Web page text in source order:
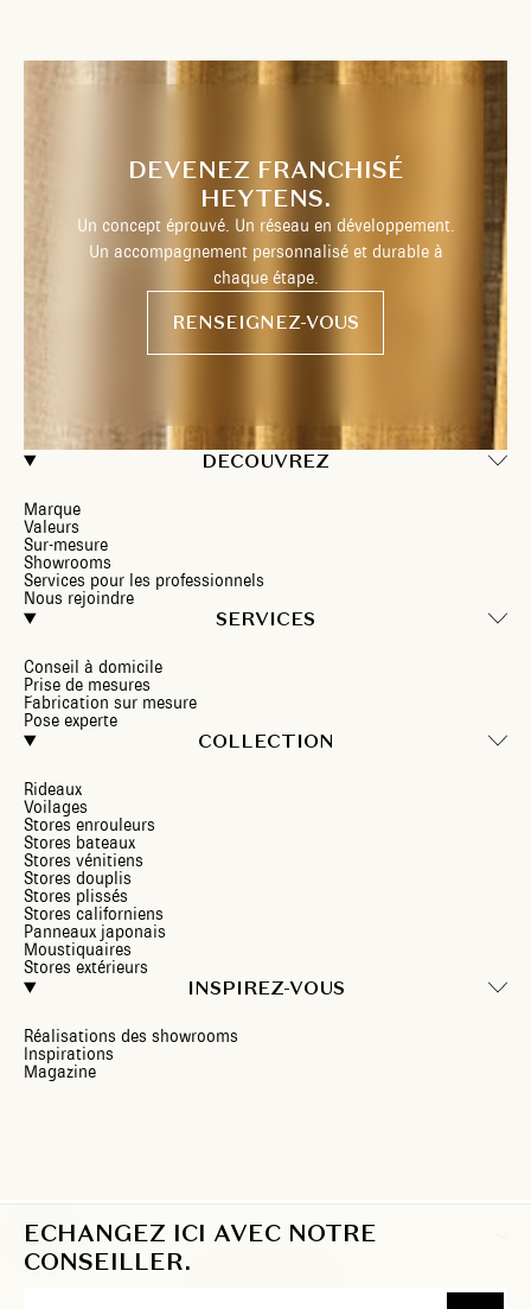
ECHANGEZ ICI AVEC NOTRE
CONSEILLER.
DECOUVREZ
Marque
Valeurs
Sur-mesure
Showrooms
Services pour les professionnels
Nous rejoindre
SERVICES
Conseil à domicile
Prise de mesures
Fabrication sur mesure
Pose experte
COLLECTION
Rideaux
Voilages
Stores enrouleurs
Stores bateaux
Stores vénitiens
Stores douplis
Stores plissés
Stores californiens
Panneaux japonais
Moustiquaires
Stores extérieurs
INSPIREZ-VOUS
Réalisations des showrooms
Inspirations
Magazine
DEVENEZ FRANCHISÉ
HEYTENS.
Un concept éprouvé. Un réseau en développement.
Un accompagnement personnalisé et durable à
chaque étape.
RENSEIGNEZ-VOUS
LU